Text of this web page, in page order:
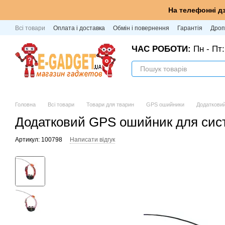
На телефонні
Всі товари Оплата і доставка Обмін і повернення Гарантія
ЧАС РОБОТИ: Пн - Пт:
Головна Всі товари Товари для тварин GPS ошийники
Додатковий GPS ошийник для
Артикул: 100798 Написати відгук